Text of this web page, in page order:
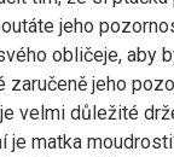
jeho
obličeje, aby
zaručeně jeho
velmi důležité
je matka